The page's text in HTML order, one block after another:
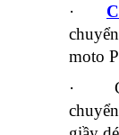
·
moto
·